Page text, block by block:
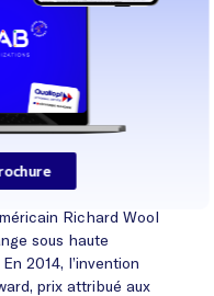
et
sous
ou éco-
Richard Wool
sous haute
2014, l’invention
prix attribué aux